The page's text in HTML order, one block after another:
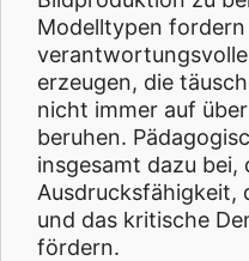
Modelltypen
erzeugen, die
nicht immer auf
beruhen.
insgesamt dazu bei,
Ausdrucksfähigkeit,
und das kritische
fördern.